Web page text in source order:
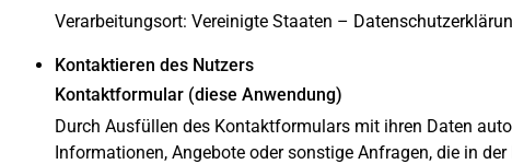
Verarbeitungsort: Vereinigte Staaten –
Kontaktieren des Nutzers
Kontaktformular (diese Anwendung)
Durch Ausfüllen des Kontaktformulars mit ihren Daten
Informationen, Angebote oder sonstige Anfragen, die in